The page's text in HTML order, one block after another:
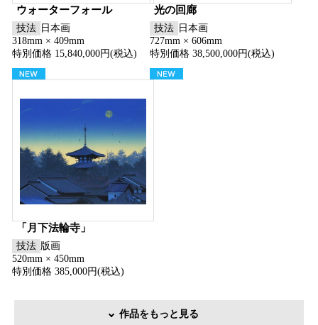
ウォーターフォール
技法 日本画
318mm × 409mm
特別価格 15,840,000円(税込)
光の回廊
技法 日本画
727mm × 606mm
特別価格 38,500,000円(税込)
「月下法輪寺」
技法 版画
520mm × 450mm
特別価格 385,000円(税込)
作品をもっと見る